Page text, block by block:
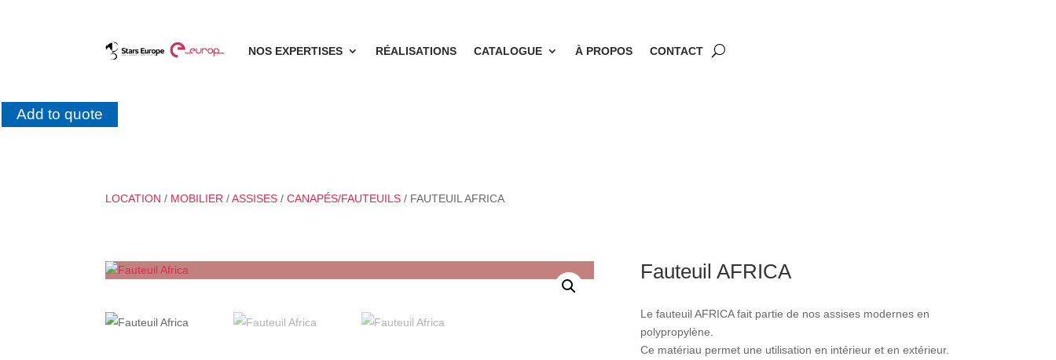
NOS EXPERTISES RÉALISATIONS CATALOGUE À PROPOS CONTACT
Add to quote
LOCATION / MOBILIER /ASSISES /CANAPÉS/FAUTEUILS / FAUTEUIL AFRICA
Fauteuil AFRICA
Le fauteuil AFRICA fait partie de nos assises modernes en
polypropylène.
Ce matériau permet une utilisation en intérieur et en extérieur.